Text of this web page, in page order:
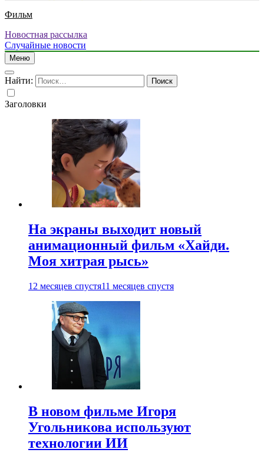
Фильм
Новостная рассылка
Случайные новости
Меню
Найти:
Заголовки
На экраны выходит новый
анимационный фильм «Хайди.
Моя хитрая рысь»
12 месяцев спустя11 месяцев спустя
В новом фильме Игоря
Угольникова используют
технологии ИИ